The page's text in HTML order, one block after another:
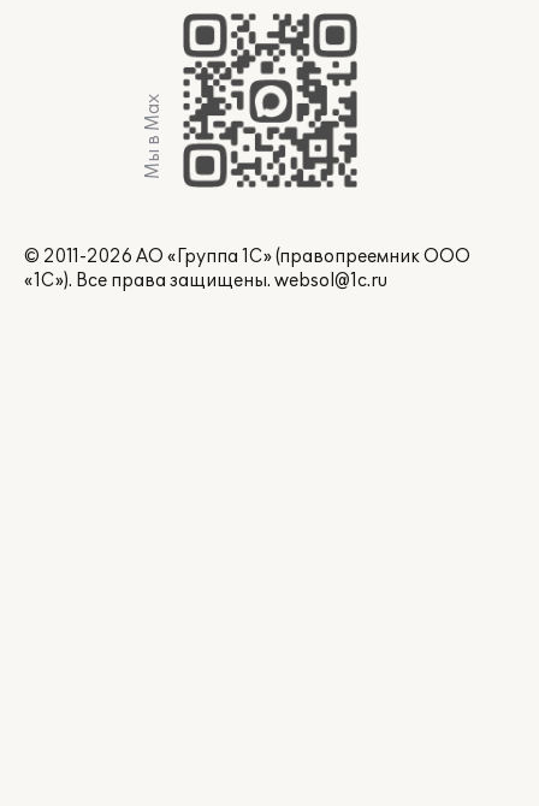
Мы в Max
© 2011-2026 АО «Группа 1С» (правопреемник ООО
«1С»). Все права защищены. websol@1c.ru